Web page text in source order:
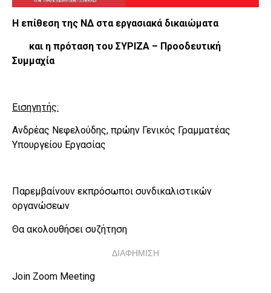
Η επίθεση της ΝΔ στα εργασιακά δικαιώματα
και η πρόταση του ΣΥΡΙΖΑ – Προοδευτική
Συμμαχία
Εισηγητής:
Ανδρέας Νεφελούδης, πρώην Γενικός Γραμματέας
Υπουργείου Εργασίας
Παρεμβαίνουν εκπρόσωποι συνδικαλιστικών
οργανώσεων
Θα ακολουθήσει συζήτηση
ΔΙΑΦΗΜΙΣΗ
Join Zoom Meeting